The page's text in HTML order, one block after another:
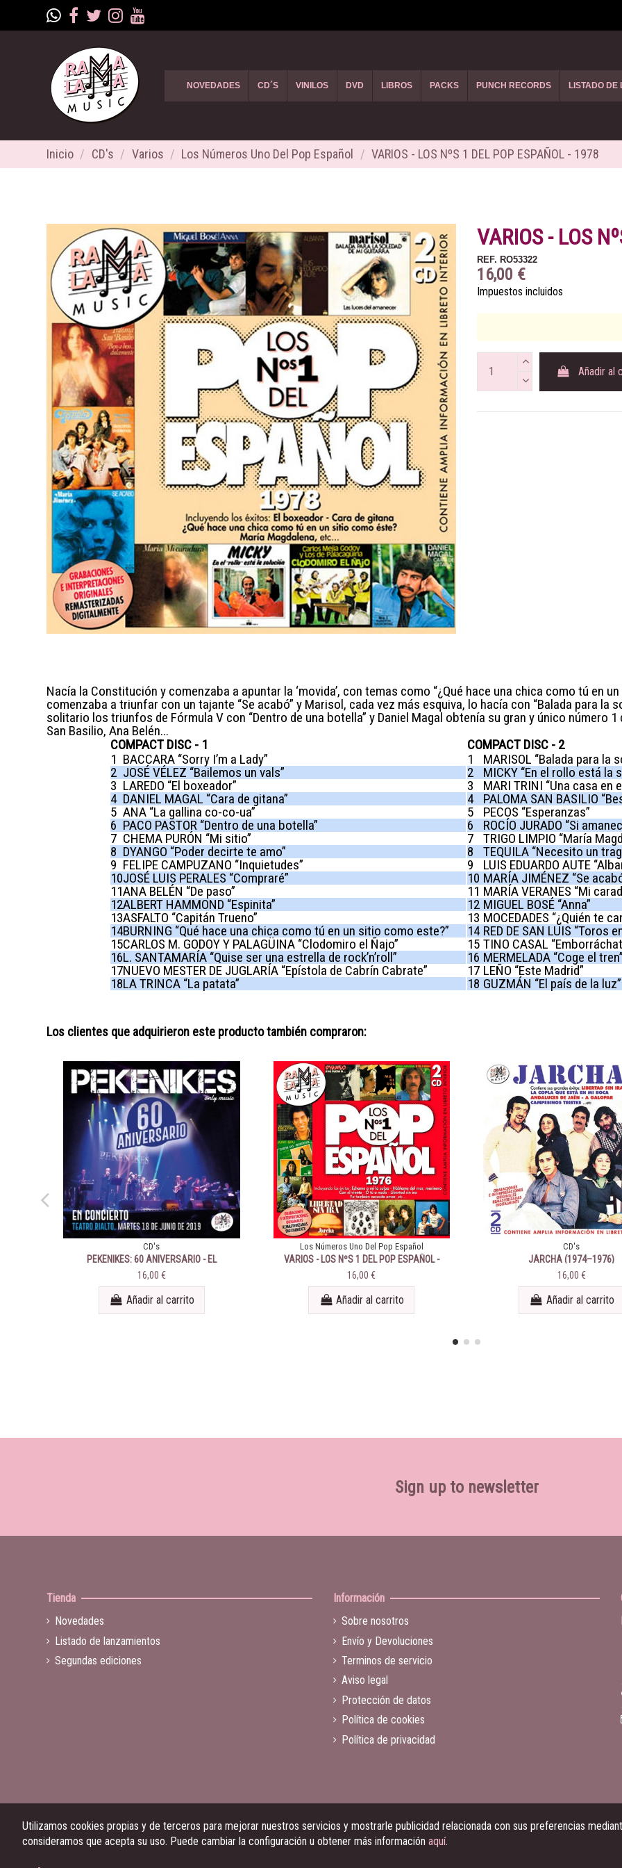
NOVEDADES CD´S VINILOS DVD LIBROS PACKS PUNCH RECORDS LISTADO DE
Inicio CD's Varios Los Números Uno Del Pop Español VARIOS - LOS NºS 1 DEL POP ESPAÑOL - 1978
VARIOS - LOS
REF. RO53322
16,00 €
Impuestos incluidos
Añadir al
Nacía la Constitución y comenzaba a apuntar la ‘movida’, con temas como “¿Qué hace una chica como tú en
comenzaba a triunfar con un tajante “Se acabó” y Marisol, cada vez más esquiva, lo hacía con “Balada para la
solitario los triunfos de Fórmula V con “Dentro de una botella” y Daniel Magal obtenía su gran y único número 1
San Basilio, Ana Belén...
COMPACT DISC - 1
COMPACT DISC - 2
1 BACCARA “Sorry I’m a Lady”
2 JOSÉ VÉLEZ “Bailemos un vals”
3 LAREDO “El boxeador”
4 DANIEL MAGAL “Cara de gitana”
5 ANA “La gallina co-co-ua”
6 PACO PASTOR “Dentro de una botella”
7 CHEMA PURÓN “Mi sitio”
8 DYANGO “Poder decirte te amo”
9 FELIPE CAMPUZANO “Inquietudes”
10JOSÉ LUIS PERALES “Compraré”
11ANA BELÉN “De paso”
12ALBERT HAMMOND “Espinita”
13ASFALTO “Capitán Trueno”
14BURNING “Qué hace una chica como tú en un sitio como este?”
15CARLOS M. GODOY Y PALAGÜINA “Clodomiro el Ñajo”
16L. SANTAMARÍA “Quise ser una estrella de rock’n’roll”
17NUEVO MESTER DE JUGLARÍA “Epístola de Cabrín Cabrate”
18LA TRINCA “La patata”
1
MARISOL “Balada para la
2
MICKY “En el rollo está la
3
MARI TRINI “Una casa en
4
PALOMA SAN BASILIO
5
PECOS “Esperanzas”
6
ROCÍO JURADO “Si
7
TRIGO LIMPIO “María
8
TEQUILA “Necesito un
9
LUIS EDUARDO AUTE
10 MARÍA JIMÉNEZ “Se
11 MARÍA VERANES “Mi
12 MIGUEL BOSÉ “Anna”
13 MOCEDADES “¿Quién te
14 RED DE SAN LUIS “Toros
15 TINO CASAL
16 MERMELADA “Coge el
17 LEÑO “Este Madrid”
18 GUZMÁN “El país de la luz”
Los clientes que adquirieron este producto también compraron:
CD's
PEKENIKES: 60 ANIVERSARIO - EL
CONCIERTO
16,00 €
Añadir al carrito
Los Números Uno Del Pop Español
VARIOS - LOS NºS 1 DEL POP ESPAÑOL -
1976
16,00 €
Añadir al carrito
CD's
JARCHA (1974–1976)
16,00 €
Añadir al carrito
Sign up to newsletter
Tienda
Novedades
Listado de lanzamientos
Segundas ediciones
Información
Sobre nosotros
Envío y Devoluciones
Terminos de servicio
Aviso legal
Protección de datos
Política de cookies
Política de privacidad
Utilizamos cookies propias y de terceros para mejorar nuestros servicios y mostrarle publicidad relacionada con sus preferencias
consideramos que acepta su uso. Puede cambiar la configuración u obtener más información aquí.